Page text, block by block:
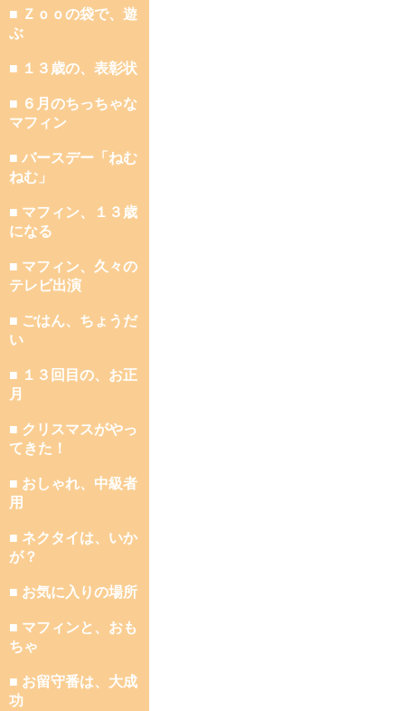
■ Ｚｏｏの袋で、遊
ぶ
■ １３歳の、表彰状
■ ６月のちっちゃな
マフィン
■ バースデー「ねむ
ねむ」
■ マフィン、１３歳
になる
■ マフィン、久々の
テレビ出演
■ ごはん、ちょうだ
い
■ １３回目の、お正
月
■ クリスマスがやっ
てきた！
■ おしゃれ、中級者
用
■ ネクタイは、いか
が？
■ お気に入りの場所
■ マフィンと、おも
ちゃ
■ お留守番は、大成
功